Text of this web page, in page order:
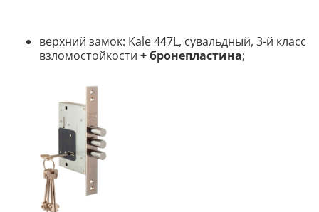
верхний замок: Kale 447L, сувальдный, 3-й класс
взломостойкости + бронепластина;